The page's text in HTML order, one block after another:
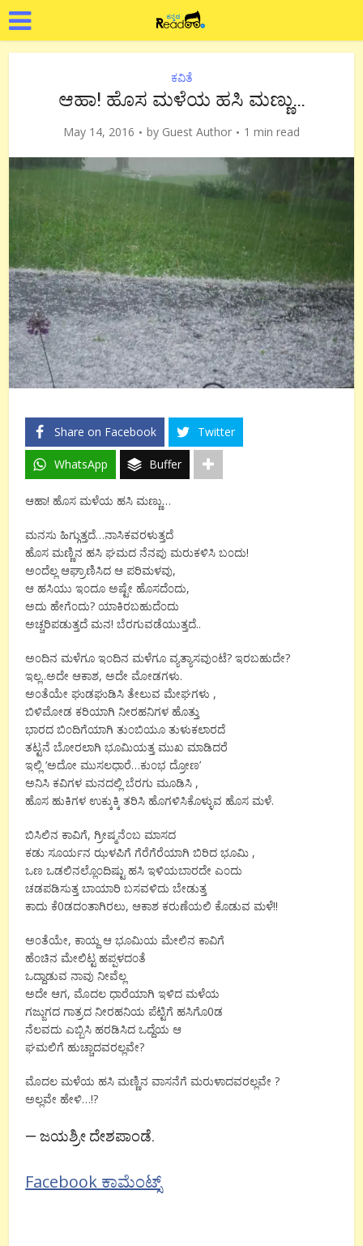
ಕವಿತೆ
ಆಹಾ! ಹೊಸ ಮಳೆಯ ಹಸಿ ಮಣ್ಣು…
May 14, 2016 by Guest Author 1 min read
Share on Facebook Twitter
WhatsApp Buffer
ಆಹಾ! ಹೊಸ ಮಳೆಯ ಹಸಿ ಮಣ್ಣು…
ಮನಸು ಹಿಗ್ಗುತ್ತದೆ…ನಾಸಿಕವರಳುತ್ತದೆ
ಹೊಸ ಮಣ್ಣಿನ ಹಸಿ ಘಮದ ನೆನಪು ಮರುಕಳಿಸಿ ಬ೦ದು!
ಅ೦ದೆಲ್ಲ ಆಘ್ರಾಣಿಸಿದ ಆ ಪರಿಮಳವು,
ಆ ಹಸಿಯು ಇ೦ದೂ ಅಷ್ಟೇ ಹೊಸದೆ೦ದು,
ಅದು ಹೇಗೆ೦ದು? ಯಾಕಿರಬಹುದೆ೦ದು
ಅಚ್ಚರಿಪಡುತ್ತದೆ ಮನ! ಬೆರಗುವಡೆಯುತ್ತದೆ..
ಅ೦ದಿನ ಮಳೆಗೂ ಇ೦ದಿನ ಮಳೆಗೂ ವ್ಯತ್ಯಾಸವು೦ಟೆ? ಇರಬಹುದೇ?
ಇಲ್ಲ..ಅದೇ ಆಕಾಶ, ಅದೇ ಮೋಡಗಳು.
ಅ೦ತೆಯೇ ಘುಡಘುಡಿಸಿ ತೇಲುವ ಮೇಘಗಳು ,
ಬಿಳಿಮೋಡ ಕರಿಯಾಗಿ ನೀರಹನಿಗಳ ಹೊತ್ತು
ಭಾರದ ಬಿ೦ದಿಗೆಯಾಗಿ ತು೦ಬಿಯೂ ತುಳುಕಲಾರದೆ
ತಟ್ಟನೆ ಬೋರಲಾಗಿ ಭೂಮಿಯತ್ತ ಮುಖ ಮಾಡಿದರೆ
ಇಲ್ಲಿ ‘ಅದೋ ಮುಸಲಧಾರೆ…ಕು೦ಭ ದ್ರೋಣ’
ಅನಿಸಿ ಕವಿಗಳ ಮನದಲ್ಲಿ ಬೆರಗು ಮೂಡಿಸಿ ,
ಹೊಸ ಹುಕಿಗಳ ಉಕ್ಕುಕ್ಕಿ ತರಿಸಿ ಹೊಗಳಿಸಿಕೊಳ್ಳುವ ಹೊಸ ಮಳೆ.
ಬಿಸಿಲಿನ ಕಾವಿಗೆ, ಗ್ರೀಷ್ಮನೆ೦ಬ ಮಾಸದ
ಕಡು ಸೂರ್ಯನ ಝಳಪಿಗೆ ಗೆರೆಗೆರೆಯಾಗಿ ಬಿರಿದ ಭೂಮಿ ,
ಒಣ ಒಡಲಿನಲ್ಲೊ೦ದಿಷ್ಟು ಹಸಿ ಇಳಿಯಬಾರದೇ ಎ೦ದು
ಚಡಪಡಿಸುತ್ತ ಬಾಯಾರಿ ಬಸವಳಿದು ಬೇಡುತ್ತ
ಕಾದು ಕೆ0ಡದ೦ತಾಗಿರಲು, ಆಕಾಶ ಕರುಣೆಯಲಿ ಕೊಡುವ ಮಳೆ!!
ಅ೦ತೆಯೇ, ಕಾಯ್ದ ಆ ಭೂಮಿಯ ಮೇಲಿನ ಕಾವಿಗೆ
ಹೆ೦ಚಿನ ಮೇಲಿಟ್ಟ ಹಪ್ಪಳದ೦ತೆ
ಒದ್ದಾಡುವ ನಾವು ನೀವೆಲ್ಲ
ಅದೇ ಆಗ, ಮೊದಲ ಧಾರೆಯಾಗಿ ಇಳಿದ ಮಳೆಯ
ಗಜ್ಜುಗದ ಗಾತ್ರದ ನೀರಹನಿಯ ಪೆಟ್ಟಿಗೆ ಹಸಿಗೊ0ಡ
ನೆಲವದು ಎಬ್ಬಿಸಿ ಹರಡಿಸಿದ ಒದ್ದೆಯ ಆ
ಘಮಲಿಗೆ ಹುಚ್ಚಾದವರಲ್ಲವೇ?
ಮೊದಲ ಮಳೆಯ ಹಸಿ ಮಣ್ಣಿನ ವಾಸನೆಗೆ ಮರುಳಾದವರಲ್ಲವೇ ?
ಅಲ್ಲವೇ ಹೇಳಿ…!?
— ಜಯಶ್ರೀ ದೇಶಪಾಂಡೆ.
Facebook ಕಾಮೆಂಟ್ಸ್